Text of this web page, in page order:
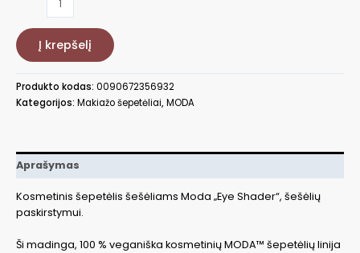
Kosmetinis
šepetėlis
šešėliams
Eye
Shader
paskirstymui
Į krepšelį
Produkto kodas: 0090672356932
Kategorijos: Makiažo šepetėliai,MODA
Aprašymas
Kosmetinis šepetėlis šešėliams Moda „Eye Shader“, šešėlių
paskirstymui.
Ši madinga, 100 % veganiška kosmetinių MODA™ šepetėlių linija